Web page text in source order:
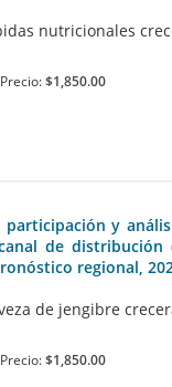
nutricionales
$1,850.00
participación y
de distribución
regional,
de jengibre
$1,850.00